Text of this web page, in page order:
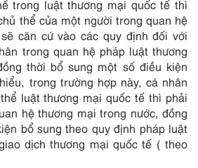
trong luật thương mại quốc tế thì
thể của một người trong quan hệ
căn cứ vào các quy định đối với
trong quan hệ pháp luật thương
thời bổ sung một số điều kiện
trong trường hợp này, cá nhân
luật thương mại quốc tế thì phải
hệ thương mại trong nước, đồng
bổ sung theo quy định pháp luật
dịch thương mại quốc tế ( theo